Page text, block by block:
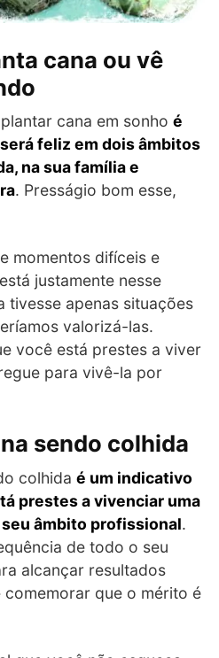
cana ou vê
cana em sonho é
feliz em dois âmbitos
na sua família e
. Presságio bom esse,
momentos difíceis e
justamente nesse
tivesse apenas situações
valorizá-las.
você está prestes a viver
para vivê-la por
sendo colhida
colhida é um indicativo
prestes a vivenciar uma
âmbito profissional.
de todo o seu
alcançar resultados
que o mérito é